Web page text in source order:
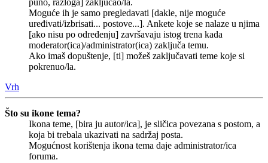
Moguće ih je samo pregledavati [dakle, nije moguće
uređivati/izbrisati... postove...]. Ankete koje se nalaze u njima
[ako nisu po određenju] završavaju istog trena kada
moderator(ica)/administrator(ica) zaključa temu.
Ako imaš dopuštenje, [ti] možeš zaključavati teme koje si
pokrenuo/la.
Vrh
Što su ikone tema?
Ikona teme, [bira ju autor/ica], je sličica povezana s postom, a
koja bi trebala ukazivati na sadržaj posta.
Mogućnost korištenja ikona tema daje administrator/ica
foruma.